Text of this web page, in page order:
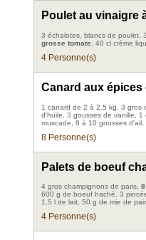
Poulet au vinaigre
3 échalotes, blancs de poulet,
grosse tomate , 40 cl crème
4 Personne(s)
Canard aux épices
1 canard de 2 à 2.5 kg, 3 gros
d'huile, 3 gousses de vanille, 1
muscade, 8 à 10 gousses
8 Personne(s)
Palets de boeuf
4 gros champignons de paris,
600 g de boeuf haché, 3
1,5 l de lait, 50 g de mie de
4 Personne(s)